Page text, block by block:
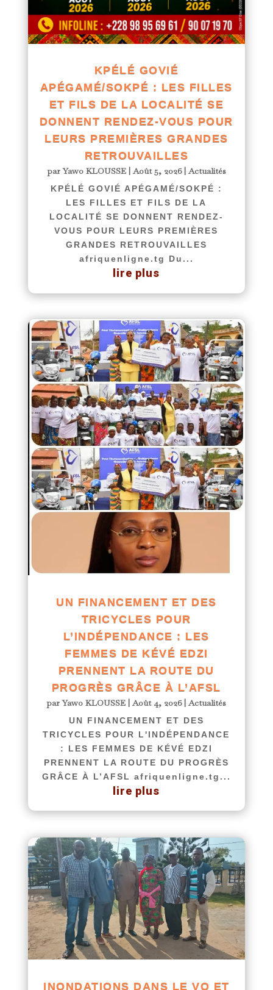
KPÉLÉ GOVIÉ
APÉGAMÉ/SOKPÉ : LES FILLES
ET FILS DE LA LOCALITÉ SE
DONNENT RENDEZ-VOUS POUR
LEURS PREMIÈRES GRANDES
RETROUVAILLES
parYawo KLOUSSE|Août 5, 2026|Actualités
KPÉLÉ GOVIÉ APÉGAMÉ/SOKPÉ :
LES FILLES ET FILS DE LA
LOCALITÉ SE DONNENT RENDEZ-
VOUS POUR LEURS PREMIÈRES
GRANDES RETROUVAILLES
afriquenligne.tg Du...
lire plus
UN FINANCEMENT ET DES
TRICYCLES POUR
L’INDÉPENDANCE : LES
FEMMES DE KÉVÉ EDZI
PRENNENT LA ROUTE DU
PROGRÈS GRÂCE À L’AFSL
parYawo KLOUSSE |Août 4, 2026|Actualités
UN FINANCEMENT ET DES
TRICYCLES POUR L'INDÉPENDANCE
: LES FEMMES DE KÉVÉ EDZI
PRENNENT LA ROUTE DU PROGRÈS
GRÂCE À L’AFSL afriquenligne.tg...
lire plus
INONDATIONS DANS LE VO ET